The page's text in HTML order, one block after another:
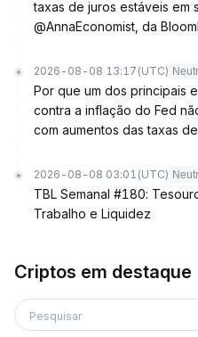
taxas de juros estáveis em
@AnnaEconomist, da
2026-08-08 13:17 (UTC)
Por que um dos principais
contra a inflação do Fed
com aumentos das taxas
2026-08-08 03:01 (UTC)
TBL Semanal #180:
Trabalho e Liquidez
Criptos em destaque
Pesquisar